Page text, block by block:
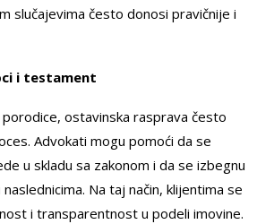
slučajevima često donosi pravičnije i
i testament
porodice, ostavinska rasprava često
Advokati mogu pomoći da se
u skladu sa zakonom i da se izbegnu
Na taj način, klijentima se
i transparentnost u podeli imovine.